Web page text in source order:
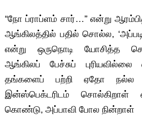
“நோ ப்ராப்ளம் சார்…” என்று
ஆங்கிலத்தில் பதில் சொல்ல,
என்று ஒருநொடி யோசித்த
ஆங்கிலப் பேச்சுப்
தங்களைப் பற்றி ஏதோ நல்ல
இன்ஸ்பெக்டரிடம் சொல்கிறாள்
கொண்டு, அப்பாவி போல நின்றாள்